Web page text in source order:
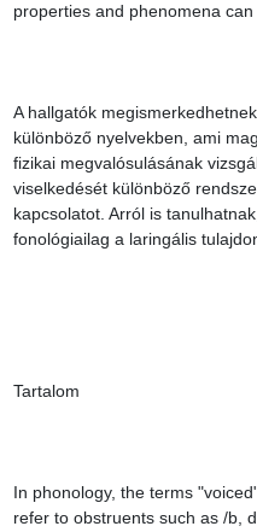
properties and phenomena
A hallgatók
különböző nyelvekben, ami
fizikai megvalósulásának
viselkedését különböző
kapcsolatot. Arról is
fonológiailag a laringális
Tartalom
In phonology, the terms
refer to obstruents such as /b,